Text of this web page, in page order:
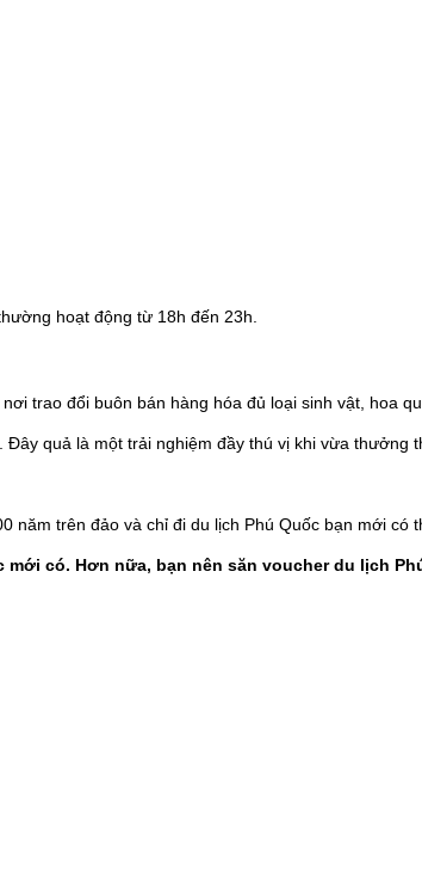
hoạt động từ 18h đến 23h.
trao đổi buôn bán hàng hóa đủ loại sinh vật, hoa
quả là một trải nghiệm đầy thú vị khi vừa thưởng
trên đảo và chỉ đi du lịch Phú Quốc bạn mới có
có. Hơn nữa, bạn nên săn voucher du lịch